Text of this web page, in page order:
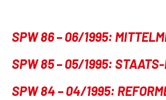
SPW 86 – 06/1995:
SPW 85 – 05/1995:
SPW 84 – 04/1995: